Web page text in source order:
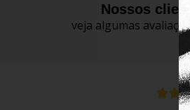
Nossos
veja algumas